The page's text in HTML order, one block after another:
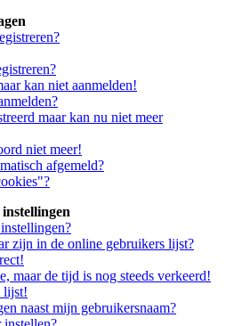
kan niet aanmelden!
maar kan nu niet meer
niet meer!
afgemeld?
zijn in de online gebruikers lijst?
maar de tijd is nog steeds verkeerd!
lijst!
naast mijn gebruikersnaam?